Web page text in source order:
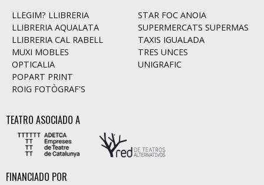
LLEGIM? LLIBRERIA
LLIBRERIA AQUALATA
LLIBRERIA CAL RABELL
MUXI MOBLES
OPTICALIA
POPART PRINT
ROIG FOTÒGRAF'S
STAR FOC ANOIA
SUPERMERCATS SUPERMAS
TAXIS IGUALADA
TRES UNCES
UNIGRAFIC
TEATRO ASOCIADO A
FINANCIADO POR